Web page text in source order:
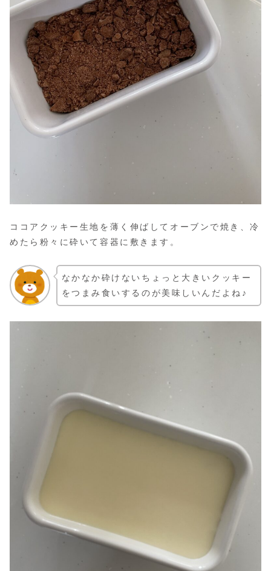
ココアクッキー生地を薄く伸ばしてオーブンで焼き、冷
めたら粉々に砕いて容器に敷きます。
なかなか砕けないちょっと大きいクッキー
をつまみ食いするのが美味しいんだよね♪